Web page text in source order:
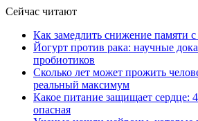
Сейчас читают
Как замедлить снижение памяти
Йогурт против рака: научные
пробиотиков
Сколько лет может прожить
реальный максимум
Какое питание защищает сердце:
опасная